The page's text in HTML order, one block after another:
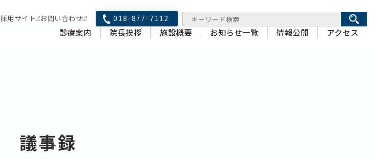
採用サイト お問い合わせ 018-877-7112
診療案内 院長挨拶 施設概要 お知らせ一覧 情報公開 アクセス
議事録